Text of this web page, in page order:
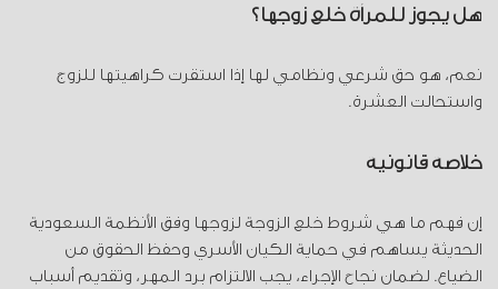
هل يجوز للمرأة خلع زوجها؟
نعم، هو حق شرعي ونظامي لها إذا استقرت كراهيتها للزوج
واستحالت العشرة.
خلاصة قانونية
إن فهم ما هي شروط خلع الزوجة لزوجها وفق الأنظمة السعودية
الحديثة يساهم في حماية الكيان الأسري وحفظ الحقوق من
الضياع. لضمان نجاح الإجراء، يجب الالتزام برد المهر، وتقديم أسباب